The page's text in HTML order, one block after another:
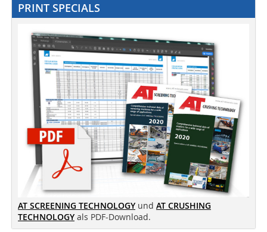
PRINT SPECIALS
AT SCREENING TECHNOLOGY und AT CRUSHING
TECHNOLOGY als PDF-Download.